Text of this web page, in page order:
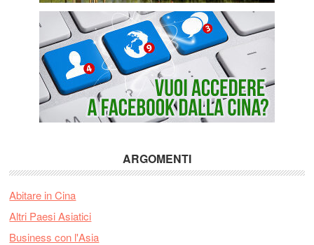
ARGOMENTI
Abitare in Cina
Altri Paesi Asiatici
Business con l'Asia